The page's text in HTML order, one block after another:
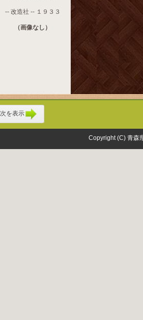
-- 改造社 -- １９３３
（画像なし）
次を表示
Copyright (C) 青森